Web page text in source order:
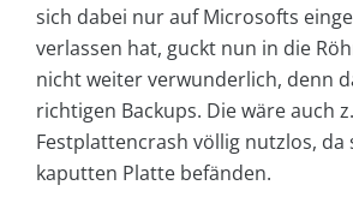
sich dabei nur auf Microsofts
verlassen hat, guckt nun in die
nicht weiter verwunderlich, denn
richtigen Backups. Die wäre auch
Festplattencrash völlig nutzlos, da
kaputten Platte befänden.